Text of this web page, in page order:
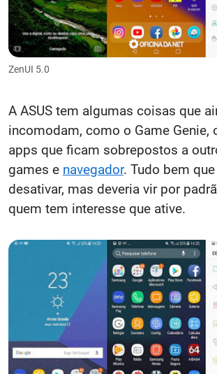
ZenUI 5.0
A ASUS tem algumas coisas que
incomodam, como o Game Genie,
apps que ficam sobrepostos a
games e navegador. Tudo bem
desativar, mas deveria vir por
quem tem interesse que ative.